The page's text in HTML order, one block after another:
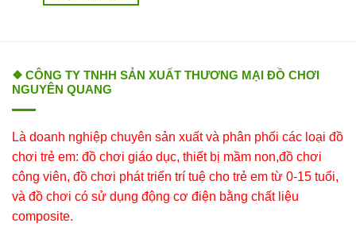
❖ CÔNG TY TNHH SẢN XUẤT THƯƠNG MẠI ĐỒ CHƠI
NGUYÊN QUANG
Là doanh nghiệp chuyên sản xuất và phân phối các loại đồ
chơi trẻ em: đồ chơi giáo dục, thiết bị mầm non,đồ chơi
công viên, đồ chơi phát triển trí tuệ cho trẻ em từ 0-15 tuổi,
và đồ chơi có sử dụng động cơ điện bằng chất liệu
composite.